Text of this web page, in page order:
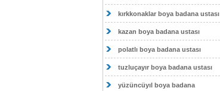
kırkkonaklar boya badana ustası
kazan boya badana ustası
polatlı boya badana ustası
tuzluçayır boya badana ustası
yüzüncüyıl boya badana